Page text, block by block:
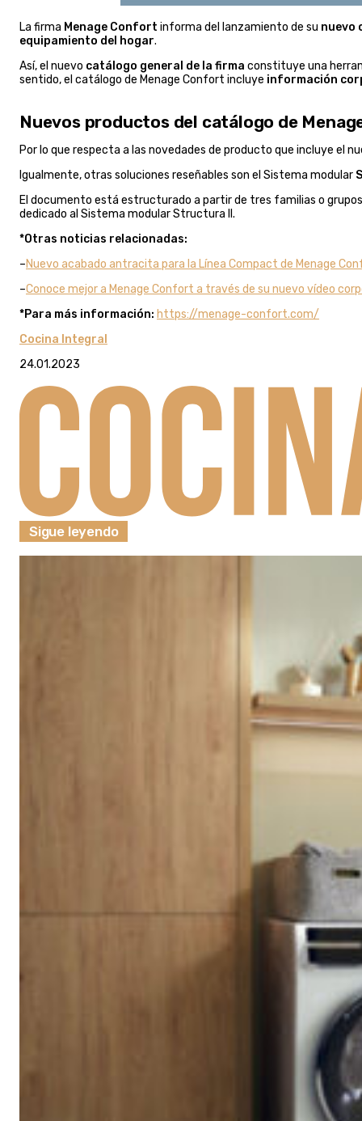
La firma Menage Confort informa del lanzamiento de su nuevo
equipamiento del hogar.
Así, el nuevo catálogo general de la firma constituye una
sentido, el catálogo de Menage Confort incluye información
Nuevos productos del catálogo de
Por lo que respecta a las novedades de producto que incluye el
Igualmente, otras soluciones reseñables son el Sistema modular
El documento está estructurado a partir de tres familias o
dedicado al Sistema modular Structura II.
*Otras noticias relacionadas:
–Nuevo acabado antracita para la Línea Compact de Menage
–Conoce mejor a Menage Confort a través de su nuevo vídeo
*Para más información: https://menage-confort.com/
Cocina Integral
24.01.2023
Sigue leyendo